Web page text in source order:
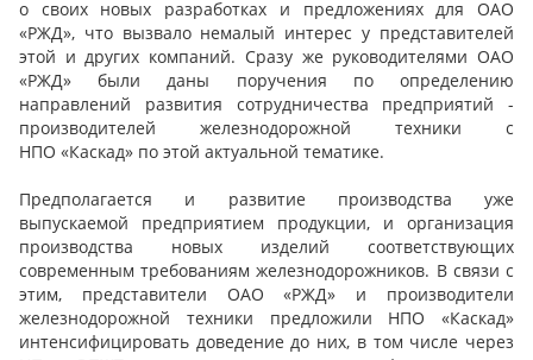
о своих новых разработках и предложениях для ОАО
«РЖД», что вызвало немалый интерес у представителей
этой и других компаний. Сразу же руководителями ОАО
«РЖД» были даны поручения по определению
направлений развития сотрудничества предприятий -
производителей железнодорожной техники с
НПО «Каскад» по этой актуальной тематике.
Предполагается и развитие производства уже
выпускаемой предприятием продукции, и организация
производства новых изделий соответствующих
современным требованиям железнодорожников. В связи с
этим, представители ОАО «РЖД» и производители
железнодорожной техники предложили НПО «Каскад»
интенсифицировать доведение до них, в том числе через